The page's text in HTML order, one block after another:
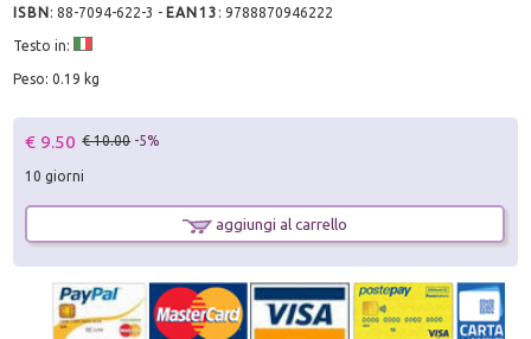
ISBN:88-7094-622-3 - EAN13 :9788870946222
Testo in:
Peso: 0.19 kg
€ 9.50 € 10.00 -5%
10 giorni
aggiungi al carrello